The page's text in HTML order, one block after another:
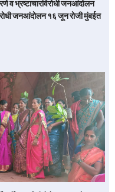
व भ्रष्टाचारविरोधी जनआंदोलन
जनआंदोलन १६ जून रोजी मुंबईत